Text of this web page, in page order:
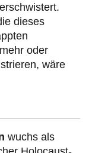
dieses
oder
wäre
wuchs als